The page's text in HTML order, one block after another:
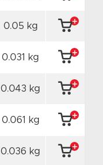
0.05 kg
0.031 kg
0.043 kg
0.061 kg
0.036 kg